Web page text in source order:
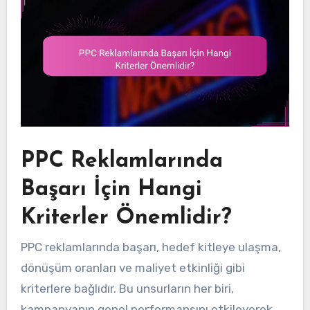
PPC Reklamlarında
Başarı İçin Hangi
Kriterler Önemlidir?
PPC reklamlarında başarı, hedef kitleye ulaşma,
dönüşüm oranları ve maliyet etkinliği gibi
kriterlere bağlıdır. Bu unsurların her biri,